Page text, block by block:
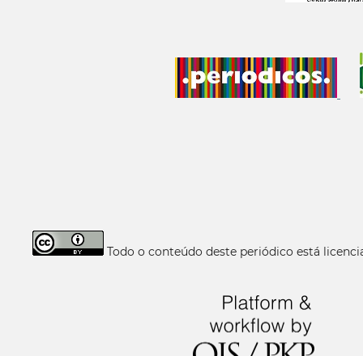
Todo o conteúdo deste periódico está